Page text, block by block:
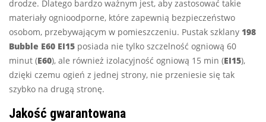
drodze. Dlatego bardzo ważnym jest, aby zastosować takie
materiały ognioodporne, które zapewnią bezpieczeństwo
osobom, przebywającym w pomieszczeniu. Pustak szklany 198
Bubble E60 EI15 posiada nie tylko szczelność ogniową 60
minut (E60), ale również izolacyjność ogniową 15 min (EI15),
dzięki czemu ogień z jednej strony, nie przeniesie się tak
szybko na drugą stronę.
Jakość gwarantowana